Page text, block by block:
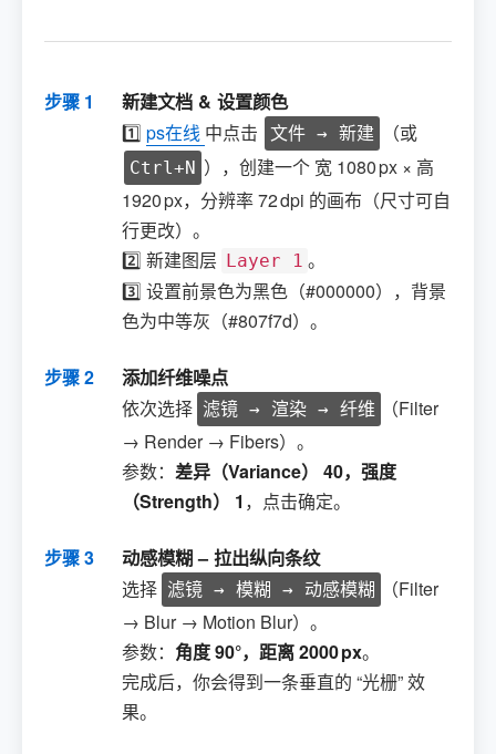
步骤 1
新建文档 & 设置颜色
1️⃣ ps在线 中点击 文件 → 新建 （或
Ctrl+N ），创建一个 宽 1080 px × 高
1920 px，分辨率 72 dpi 的画布（尺寸可自
行更改）。
2️⃣ 新建图层
Layer 1 。
3️⃣ 设置前景色为黑色（#000000），背景
色为中等灰（#807f7d）。
步骤 2
添加纤维噪点
依次选择 滤镜 → 渲染 → 纤维
（Filter
→ Render → Fibers）。
参数： 差异（Variance） 40，强度
（Strength） 1 ，点击确定。
步骤 3
动感模糊 – 拉出纵向条纹
选择 滤镜 → 模糊 → 动感模糊
（Filter
→ Blur → Motion Blur）。
参数： 角度 90°，距离 2000 px。
完成后，你会得到一条垂直的 “光栅” 效
果。